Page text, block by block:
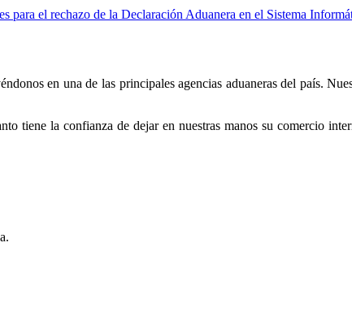
el rechazo de la Declaración Aduanera en el Sistema
en una de las principales agencias aduaneras del país.
tiene la confianza de dejar en nuestras manos su comercio